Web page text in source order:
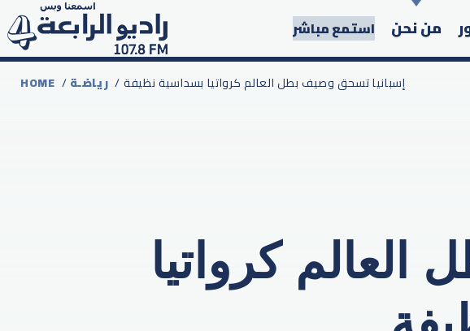
من نحن استمع مباشر
HOME /رياضـة / إسبانيا تسحق وصيف بطل العالم كرواتيا بسداسية نظيفة
كرواتيا